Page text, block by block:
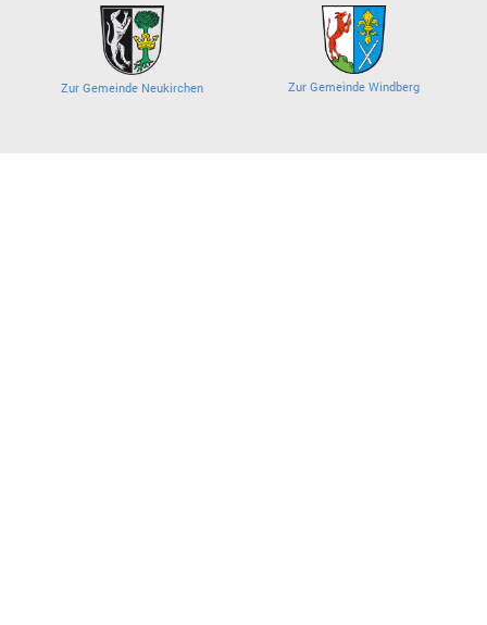
Zur Gemeinde Neukirchen Zur Gemeinde Windberg